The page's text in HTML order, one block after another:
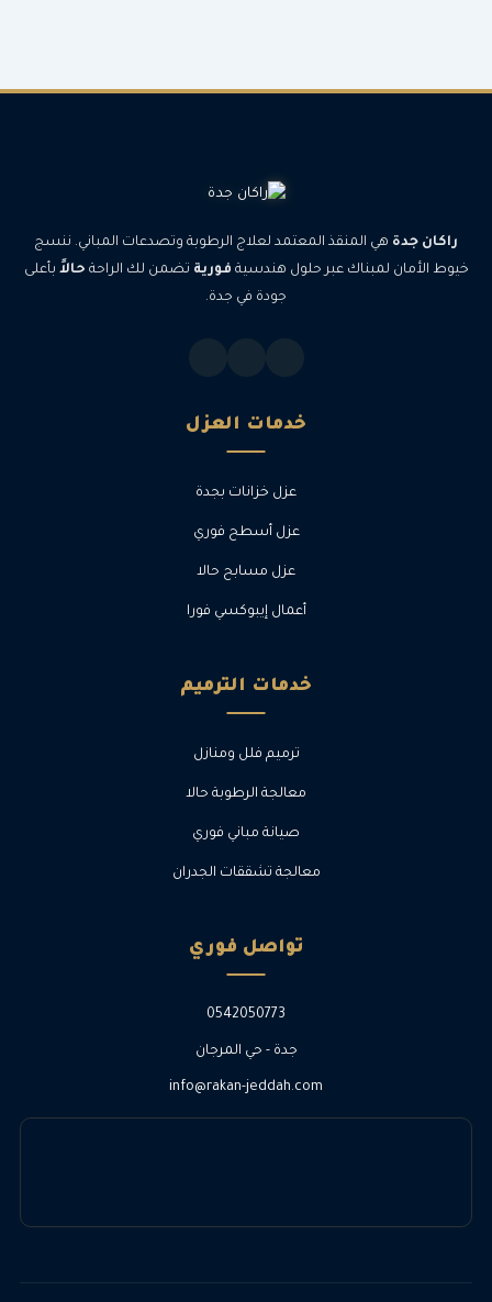
راكان جدة هي المنقذ المعتمد لعلاج الرطوبة وتصدعات المباني. ننسج
خيوط الأمان لمبناك عبر حلول هندسية فورية تضمن لك الراحة حالاً بأعلى
جودة في جدة.
خدمات العزل
عزل خزانات بجدة
عزل أسطح فوري
عزل مسابح حالا
أعمال إيبوكسي فورا
خدمات الترميم
ترميم فلل ومنازل
معالجة الرطوبة حالا
صيانة مباني فوري
معالجة تشققات الجدران
تواصل فوري
0542050773
جدة - حي المرجان
info@rakan-jeddah.com